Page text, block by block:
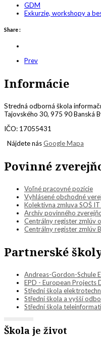
GDM
Exkurzie, workshopy a
Share :
Prev
Informácie
Stredná odborná škola
Tajovského 30, 975 90 Banská
IČO: 17055431
Nájdete násGoogle Mapa
Povinné
Voľné pracovné pozície
Vyhlásené obchodné
Kolektívna zmluva SOŠ IT
Archív povinného
Centrálny register zmlúv
Centrálny register zmlúv
Partnerské
Andreas-Gordon-Schule
EPD - European Projects
Střední škola
Střední škola a vyšší
Střední škola
Škola je život